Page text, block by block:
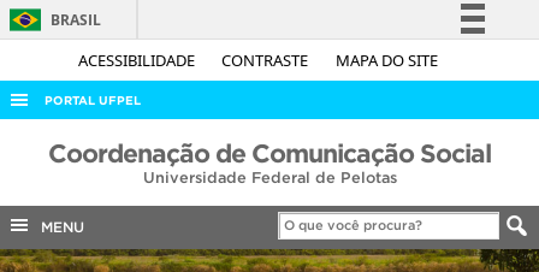
ACESSIBILIDADE CONTRASTE MAPA DO SITE
BRASIL
Simplifique!
Acesso à informação
Legislação
Canais
PORTAL UFPEL
ACESSO À INFORMAÇÃO
COBALTO
CONCURSOS
Coordenação de Comunicação Social
Universidade Federal de Pelotas
MENU